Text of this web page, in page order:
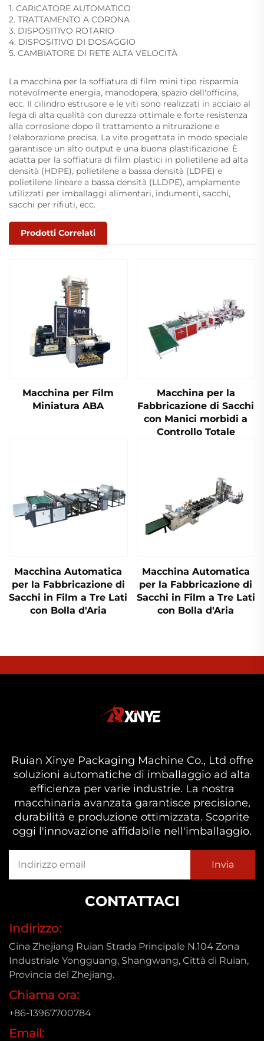
1. CARICATORE AUTOMATICO
2. TRATTAMENTO A CORONA
3. DISPOSITIVO ROTARIO
4. DISPOSITIVO DI DOSAGGIO
5. CAMBIATORE DI RETE ALTA VELOCITÀ
La macchina per la soffiatura di film mini tipo risparmia
notevolmente energia, manodopera, spazio dell'officina,
ecc. Il cilindro estrusore e le viti sono realizzati in acciaio al
lega di alta qualità con durezza ottimale e forte resistenza
alla corrosione dopo il trattamento a nitrurazione e
l'elaborazione precisa. La vite progettata in modo speciale
garantisce un alto output e una buona plastificazione. È
adatta per la soffiatura di film plastici in polietilene ad alta
densità (HDPE), polietilene a bassa densità (LDPE) e
polietilene lineare a bassa densità (LLDPE), ampiamente
utilizzati per imballaggi alimentari, indumenti, sacchi,
sacchi per rifiuti, ecc.
Prodotti Correlati
Macchina per Film
Miniatura ABA
Macchina per la
Fabbricazione di Sacchi
con Manici morbidi a
Controllo Totale
Macchina Automatica
per la Fabbricazione di
Sacchi in Film a Tre Lati
con Bolla d'Aria
Macchina Automatica
per la Fabbricazione di
Sacchi in Film a Tre Lati
con Bolla d'Aria
Ruian Xinye Packaging Machine Co., Ltd offre
soluzioni automatiche di imballaggio ad alta
efficienza per varie industrie. La nostra
macchinaria avanzata garantisce precisione,
durabilità e produzione ottimizzata. Scoprite
oggi l'innovazione affidabile nell'imballaggio.
CONTATTACI
Indirizzo:
Cina Zhejiang Ruian Strada Principale N.104 Zona
Industriale Yongguang, Shangwang, Città di Ruian,
Provincia del Zhejiang.
Chiama ora:
+86-13967700784
Email: